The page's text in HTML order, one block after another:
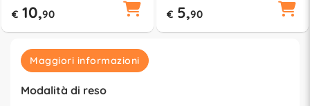
€ 10,90 € 5,90
Maggiori informazioni
Modalità di reso